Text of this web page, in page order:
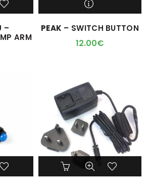
–
ARM
M'ALERTER QUAND
L'ARTICLE SERA DISPO !
PEAK – SWITCH BUTTON
12.00€